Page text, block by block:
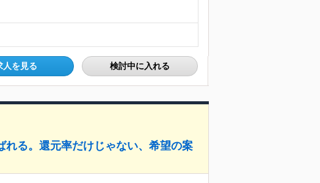
人を見る 検討中に入れる
る。還元率だけじゃない、希望の案